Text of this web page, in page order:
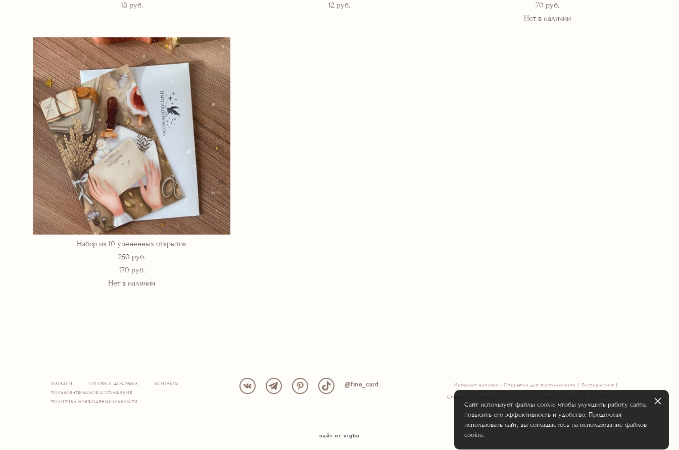
18 pуб.
12 pуб.
70 pуб.
Нет в наличии
Набор из 10 уцененных открыток
250 pуб.
170 pуб.
Нет в наличии
МАГАЗИН ОПЛАТА И ДОСТАВКА
КОНТАКТЫ
ПОЛЬЗОВАТЕЛЬСКОЕ СОГЛАШЕНИЕ
ПОЛИТИКА КОНФИДЕНЦИАЛЬНОСТИ
@fine_card
Интернет магазин | Открытки для посткроссинга | Посткроссинг |
Стикеры | Канцелярия | Блокноты | Книжные закладки | © 2020 - 2026
сайт от vigbo
Сайт использует файлы cookie чтобы улучшить работу сайта,
повысить его эффективность и удобство. Продолжая
использовать сайт, вы соглашаетесь на использование файлов
cookie.